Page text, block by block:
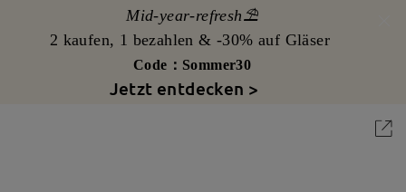
Mid-year-refresh⛱️
2 kaufen, 1 bezahlen & -30% auf Gläser
Code：Sommer30
Jetzt entdecken >